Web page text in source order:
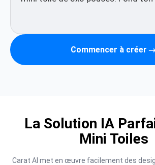
Commencer à créer →
La Solution IA
Mini Toiles
Carat AI met en œuvre facilement des